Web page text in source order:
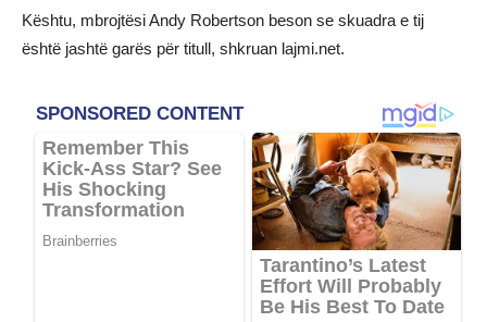
Kështu, mbrojtësi Andy Robertson beson se skuadra e tij
është jashtë garës për titull, shkruan lajmi.net.